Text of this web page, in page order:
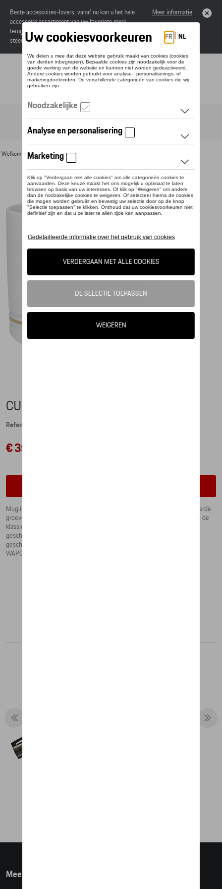
Beste accessoires-lovers, vanaf nu kan u het hele
accessoire assortiment van uw favoriete merk
terugvinden in de online catalogus. Deze kunnen
steeds besteld worden via uw dealer.
Meer informatie
Toggle navigation
Welkom >Voor u >Divers >
CUP - PORSCHE CREST (LARGE)
Referentie: WAP0506070MBIG
€ 35,59
Mug in porseleinen. beker in nieuw,exclusieve vorm met twee gegraveerde
groeven, in de stijl van een Porsche motor zuiger. Porsche embleem en de
klassieke gouden ring. Ontwerp door Studio FA Porsche. Met
geschenkverpakking. Gemaakt in Duitsland. Vaatwasser geschikt. Niet
geschikt voor magnetrons. Bestaat ook in kleinere versie :
WAP0506060MSTD
Meer info